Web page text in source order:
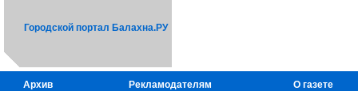
Городской портал Балахна.РУ
Архив Рекламодателям
О газете